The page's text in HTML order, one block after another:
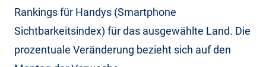
Rankings für Handys (Smartphone
Sichtbarkeitsindex) für das ausgewählte Land. Die
prozentuale Veränderung bezieht sich auf den